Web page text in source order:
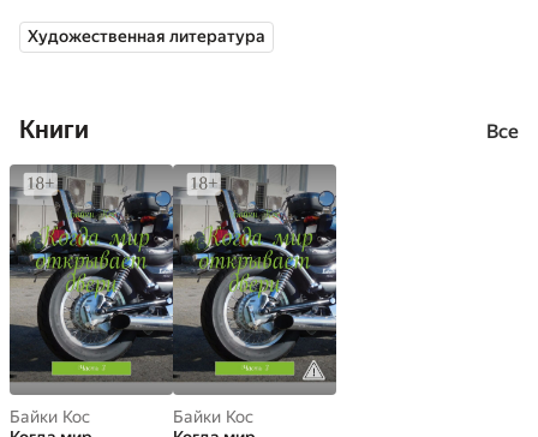
Художественная литература
Книги Все
Байки Кос
Байки Кос